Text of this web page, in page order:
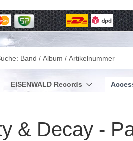
EISENWALD Records
& Decay -